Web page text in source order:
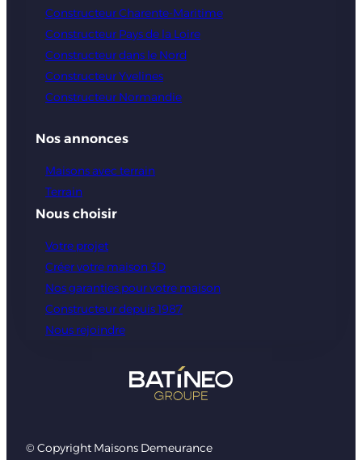
Constructeur Charente-Maritime
Constructeur Pays de la Loire
Constructeur dans le Nord
Constructeur Yvelines
Constructeur Normandie
Nos annonces
Maisons avec terrain
Terrain
Nous choisir
Votre projet
Créer votre maison 3D
Nos garanties pour votre maison
Constructeur depuis 1987
Nous rejoindre
© Copyright Maisons Demeurance